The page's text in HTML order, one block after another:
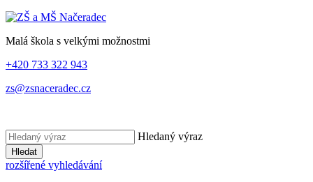
Malá škola s velkými možnostmi
+420 733 322 943
zs@zsnaceradec.cz
Hledaný výraz
Hledat
rozšířené vyhledávání